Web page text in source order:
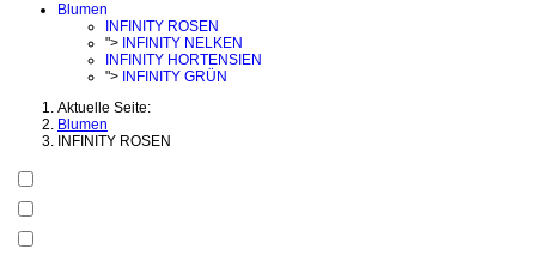
Blumen
INFINITY ROSEN
"> INFINITY NELKEN
INFINITY HORTENSIEN
"> INFINITY GRÜN
Aktuelle Seite:
Blumen
INFINITY ROSEN